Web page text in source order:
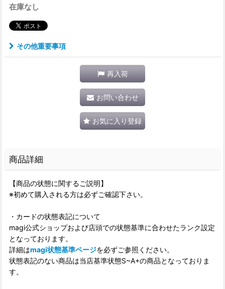
在庫なし
その他重要事項
再入荷
お問い合わせ
お気に入り登録
商品詳細
【商品の状態に関するご説明】
※初めて購入される方は必ずご確認下さい。
・カードの状態表記について
magi公式ショップおよび店頭での状態基準に合わせたランク設定
となっております。
詳細はmagi状態基準ページを必ずご参照ください。
状態表記のない商品は当店基準状態S~A+の商品となっておりま
す。